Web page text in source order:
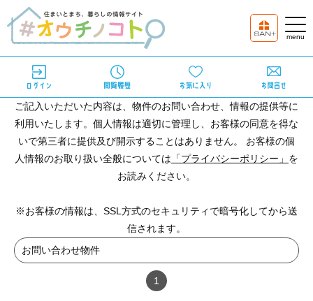
ご記入いただいた内容は、物件のお問い合わせ、情報の提供等に
利用いたします。個人情報は適切に管理し、お客様の同意を得な
いで第三者に提供及び開示することはありません。 お客様の個
人情報のお取り扱い全般については 「プライバシーポリシー」 を
お読みください。
※お客様の情報は、SSL方式のセキュリティで暗号化してから送
信されます。
お問い合わせ物件
1